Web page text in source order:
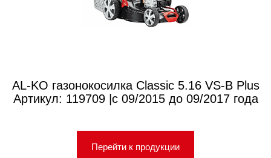
AL-KO газонокосилка Classic 5.16 VS-B Plus
Артикул: 119709 |с 09/2015 до 09/2017 года
Перейти к продукции